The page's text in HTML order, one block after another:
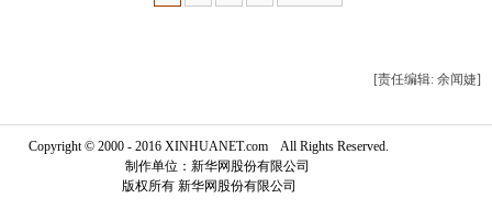
[责任编辑: 余闻婕]
Copyright © 2000 - 2016 XINHUANET.com All Rights Reserved.
制作单位：新华网股份有限公司
版权所有 新华网股份有限公司